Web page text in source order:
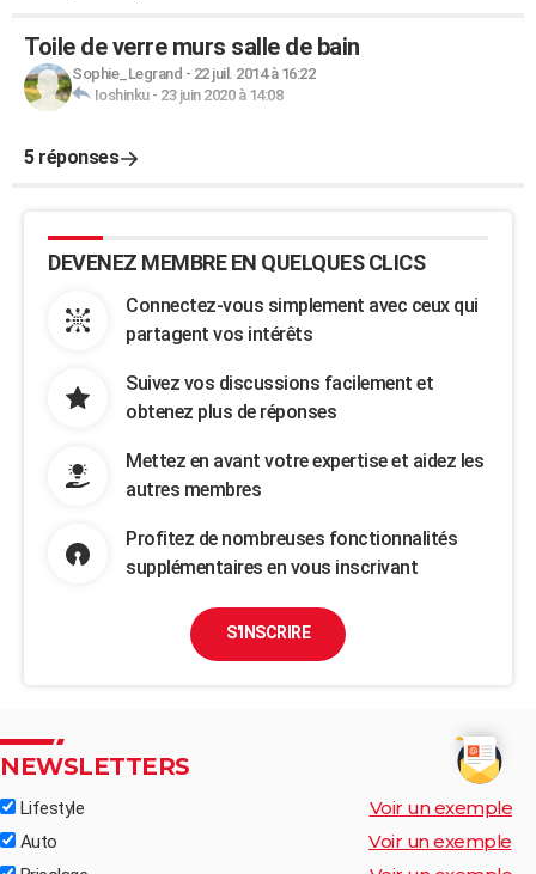
Toile de verre murs salle de bain
Sophie_Legrand - 22 juil. 2014 à 16:22
Ioshinku- 23 juin 2020 à 14:08
5 réponses
DEVENEZ MEMBRE EN QUELQUES CLICS
Connectez-vous simplement avec ceux qui
partagent vos intérêts
Suivez vos discussions facilement et
obtenez plus de réponses
Mettez en avant votre expertise et aidez les
autres membres
Profitez de nombreuses fonctionnalités
supplémentaires en vous inscrivant
S'INSCRIRE
NEWSLETTERS
Lifestyle Voir un exemple
Auto Voir un exemple